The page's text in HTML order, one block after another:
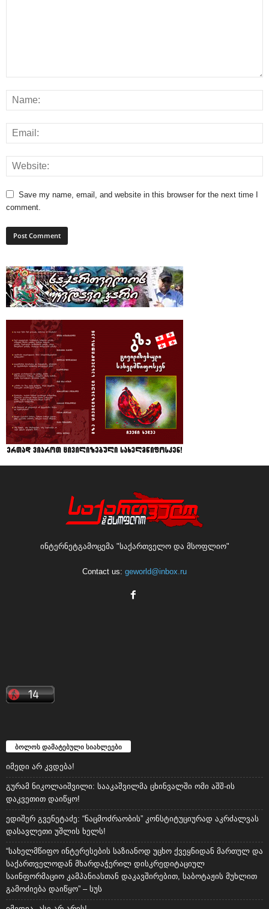
Save my name, email, and website in this browser for the next time I
comment.
ინტერნეტგამოცემა "საქართველო და მსოფლიო"
Contact us: geworld@inbox.ru
ბოლოს დამატებული სიახლეები
იმედი არ კვდება!
გურამ ნიკოლაიშვილი: სააკაშვილმა ცხინვალში ომი აშშ-ის
დაკვეთით დაიწყო!
ედიშერ გვენეტაძე: “ნაცმოძრაობის” კონსტიტუციურად აკრძალვას
დასავლეთი უშლის ხელს!
“სახელმწიფო ინტერესების საზიანოდ უცხო ქვეყნიდან მართულ და
საქართველოდან მხარდაჭერილ დისკრედიტაციულ
საინფორმაციო კამპანიასთან დაკავშირებით, საბოტაჟის მუხლით
გამოძიება დაიწყო” – სუს